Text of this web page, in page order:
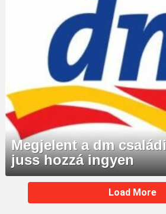
Megjelent a dm
juss hozzá ingyen
MORE
STORIES
Load More